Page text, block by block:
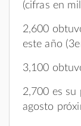
(cifras en
2,600
este año
3,100
2,700 es su
agosto